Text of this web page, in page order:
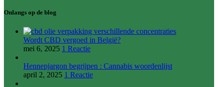
Onlangs op de blog
Wordt CBD vergoed in België?
mei 6, 2025 1 Reactie
Hennepjargon begrijpen : Cannabis woordenlijst
april 2, 2025 1 Reactie